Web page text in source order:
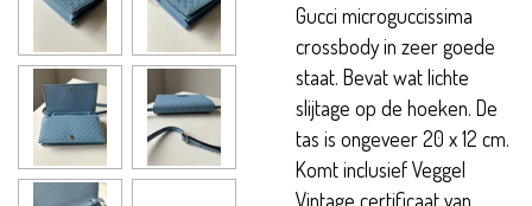
Gucci microguccissima
crossbody in zeer goede
staat. Bevat wat lichte
slijtage op de hoeken. De
tas is ongeveer 20 x 12 cm.
Komt inclusief Veggel
Vintage certificaat van